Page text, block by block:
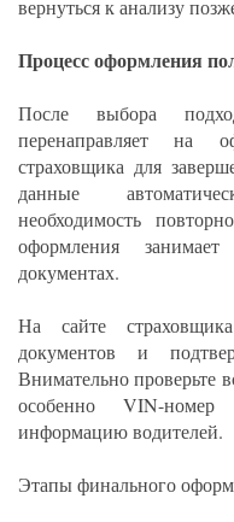
вернуться к анализу
Процесс оформления
После выбора
перенаправляет на
страховщика для
данные
необходимость
оформления
документах.
На сайте
документов и
Внимательно проверьте
особенно VIN-
информацию водителей.
Этапы финального